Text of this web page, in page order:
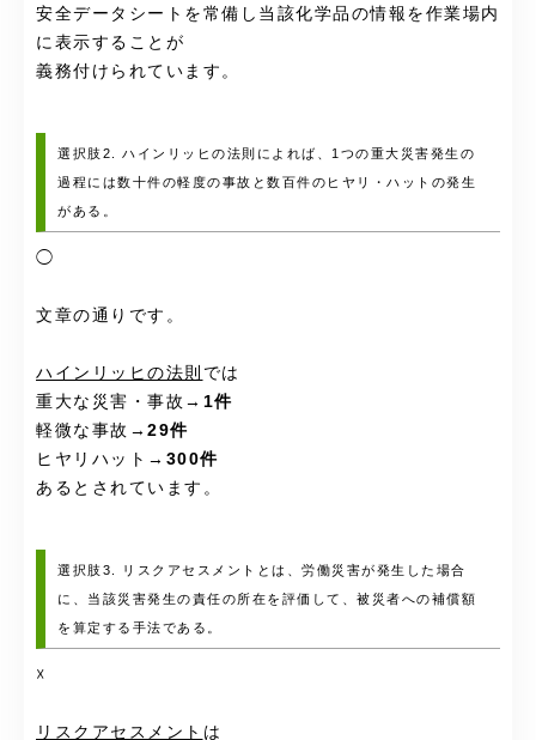
安全データシートを常備し当該化学品の情報を作業場内
に表示することが
義務付けられています。
選択肢2. ハインリッヒの法則によれば、1つの重大災害発生の
過程には数十件の軽度の事故と数百件のヒヤリ・ハットの発生
がある。
◯
文章の通りです。
ハインリッヒの法則 では
重大な災害・事故→ 1件
軽微な事故→ 29件
ヒヤリハット→ 300件
あるとされています。
選択肢3. リスクアセスメントとは、労働災害が発生した場合
に、当該災害発生の責任の所在を評価して、被災者への補償額
を算定する手法である。
☓
リスクアセスメント は